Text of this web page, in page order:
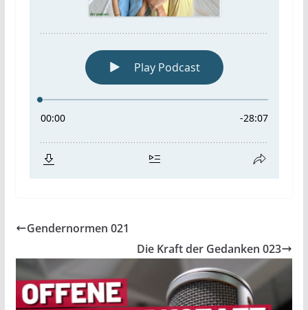
Gendernormen 021
Die Kraft der Gedanken 023